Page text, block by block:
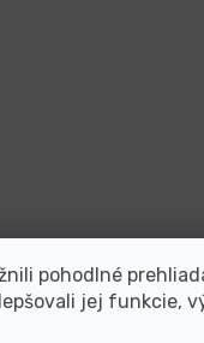
pohodlné
jej funkcie,